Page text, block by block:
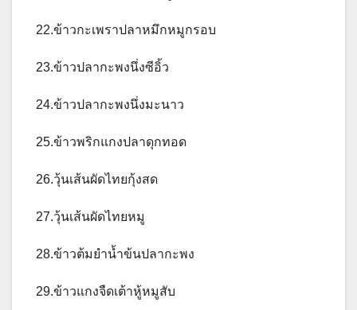
22.ข้าวกะเพราปลาหมึกหมูกรอบ
23.ข้าวปลากะพงนึ่งซีอิ้ว
24.ข้าวปลากะพงนึ่งมะนาว
25.ข้าวพริกแกงปลาดุกทอด
26.วุ้นเส้นผัดไทยกุ้งสด
27.วุ้นเส้นผัดไทยหมู
28.ข้าวต้มยำน้ำข้นปลากะพง
29.ข้าวแกงจืดเต้าหู้หมูสับ